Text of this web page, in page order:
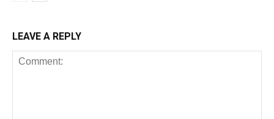
LEAVE A REPLY